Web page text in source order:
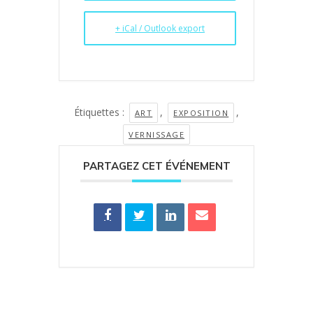
+ iCal / Outlook export
Étiquettes : ART , EXPOSITION ,
VERNISSAGE
PARTAGEZ CET ÉVÉNEMENT